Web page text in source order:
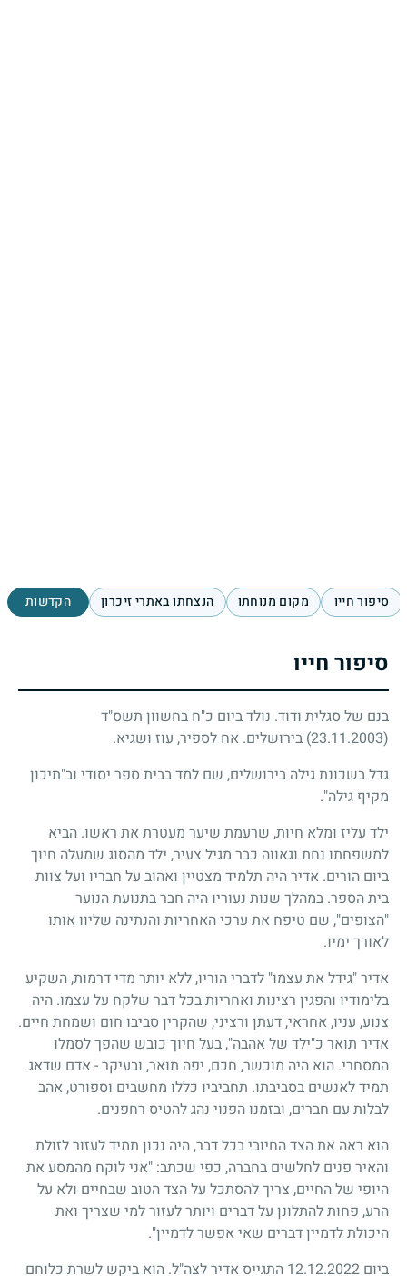
סיפור חייו מקום מנוחתו הנצחתו באתרי זיכרון הקדשות
סיפור חייו
בנם של סגלית ודוד. נולד ביום כ"ח בחשוון תשס"ד
(23.11.2003)
בירושלים. אח לספיר, עוז ושגיא.
גדל בשכונת גילה בירושלים, שם למד בבית ספר יסודי וב"תיכון
מקיף גילה".
ילד עליז ומלא חיות, שרעמת שיער מעטרת את ראשו. הביא
למשפחתו נחת וגאווה כבר מגיל צעיר, ילד מהסוג שמעלה חיוך
ביום הורים. אדיר היה תלמיד מצטיין ואהוב על חבריו ועל צוות
בית הספר. במהלך שנות נעוריו היה חבר בתנועת הנוער
"הצופים", שם טיפח את ערכי האחריות והנתינה שליוו אותו
לאורך ימיו.
אדיר "גידל את עצמו" לדברי הוריו, ללא יותר מדי דרמות, השקיע
בלימודיו והפגין רצינות ואחריות בכל דבר שלקח על עצמו. היה
צנוע, עניו, אחראי, דעתן ורציני, שהקרין סביבו חום ושמחת חיים.
אדיר תואר כ"ילד של אהבה", בעל חיוך כובש שהפך לסמלו
המסחרי. הוא היה מוכשר, חכם, יפה תואר, ובעיקר - אדם שדאג
תמיד לאנשים בסביבתו. תחביביו כללו מחשבים וספורט, אהב
לבלות עם חברים, ובזמנו הפנוי נהג להטיס רחפנים.
הוא ראה את הצד החיובי בכל דבר, היה נכון תמיד לעזור לזולת
והאיר פנים לחלשים בחברה, כפי שכתב: "אני לוקח מהמסע את
היופי של החיים, צריך להסתכל על הצד הטוב שבחיים ולא על
הרע, פחות להתלונן על דברים ויותר לעזור למי שצריך ואת
היכולת לדמיין דברים שאי אפשר לדמיין".
ביום 12.12.2022 התגייס אדיר לצה"ל. הוא ביקש לשרת כלוחם